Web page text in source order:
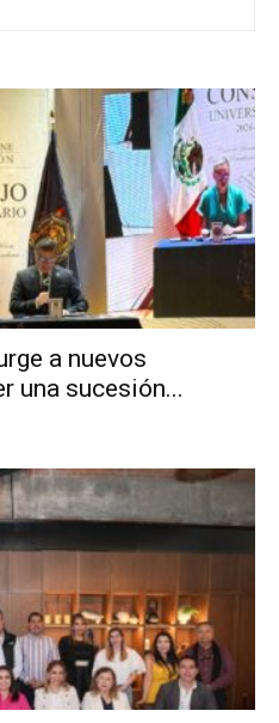
a nuevos
una sucesión...